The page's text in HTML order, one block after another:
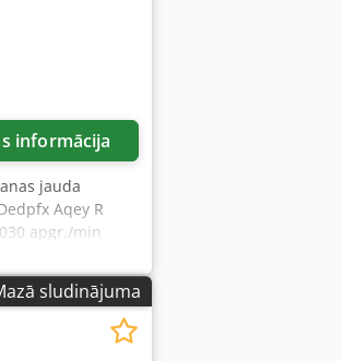
informācija
jauda
Aqey R
apgr./min
700 x 1200 x
sludinājuma